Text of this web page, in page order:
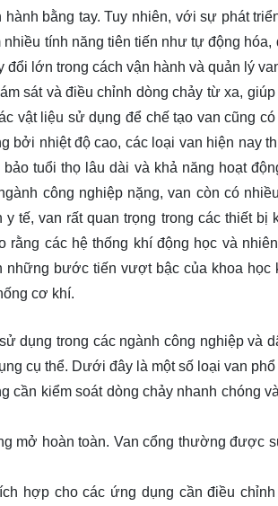
bằng tay. Tuy nhiên, với sự phát
tính năng tiên tiến như tự động
lớn trong cách vận hành và quản lý
sát và điều chỉnh dòng chảy từ xa,
vật liệu sử dụng để chế tạo van cũng
bởi nhiệt độ cao, các loại van hiện nay
tuổi thọ lâu dài và khả năng hoạt
công nghiệp nặng, van còn có
tế, van rất quan trọng trong các thiết
rằng các hệ thống khí động học và
bước tiến vượt bậc của khoa học
cơ khí.
dụng trong các ngành công nghiệp và
cụ thể. Dưới đây là một số loại van phổ
cần kiểm soát dòng chảy nhanh chóng
mở hoàn toàn. Van cổng thường được
hợp cho các ứng dụng cần điều